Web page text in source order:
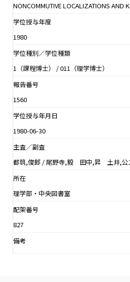
NONCOMMUTIVE LOCALIZATIONS AND
学位授与年度
1980
学位種別／学位種類
1（課程博士） / 011（理学博士）
報告番号
1560
学位授与年月日
1980-06-30
主査／副査
都筑,俊郎 / 尾野寺,毅 田中,昇 土井,公
所在
理学部・中央図書室
配架番号
827
備考